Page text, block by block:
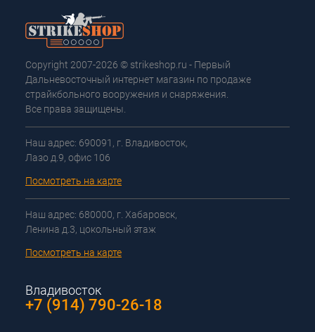
Copyright 2007-2026 © strikeshop.ru - Первый
Дальневосточный интернет магазин по продаже
страйкбольного вооружения и снаряжения.
Все права защищены.
Наш адрес: 690091, г. Владивосток,
Лазо д.9, офис 106
Посмотреть на карте
Наш адрес: 680000, г. Хабаровск,
Ленина д.3, цокольный этаж
Посмотреть на карте
Владивосток
+7 (914) 790-26-18